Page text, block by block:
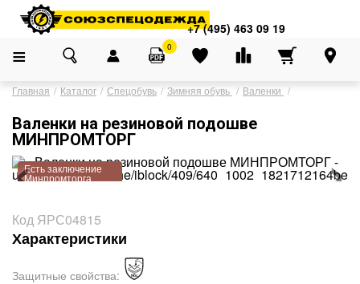
Адреса магазинов
+7 (495) 463 09 19
+7 (495) 463 09 19
0
Главная Каталог Спецобувь Зимняя обувь Валенки
Валенки на резиновой подошве
МИНПРОМТОРГ
Есть заключение
Минпромторга ›
‹
Код ЯРС04815
Характеристики
Защитные свойства: